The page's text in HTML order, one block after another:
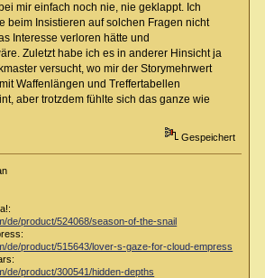
mir einfach noch nie, nie geklappt. Ich
beim Insistieren auf solchen Fragen nicht
Interesse verloren hätte und
Zuletzt habe ich es in anderer Hinsicht ja
versucht, wo mir der Storymehrwert
Waffenlängen und Treffertabellen
aber trotzdem fühlte sich das ganze wie
Gespeichert
de/product/524068/season-of-the-snail
de/product/515643/lover-s-gaze-for-cloud-empress
de/product/300541/hidden-depths